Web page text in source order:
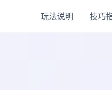
玩法说明 技巧